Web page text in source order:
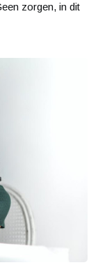
zorgen, in dit